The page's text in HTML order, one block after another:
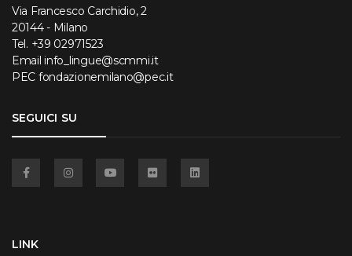
Via Francesco Carchidio, 2
20144 - Milano
Tel. +39 02971523
Email info_lingue@scmmi.it
PEC fondazionemilano@pec.it
SEGUICI SU
LINK